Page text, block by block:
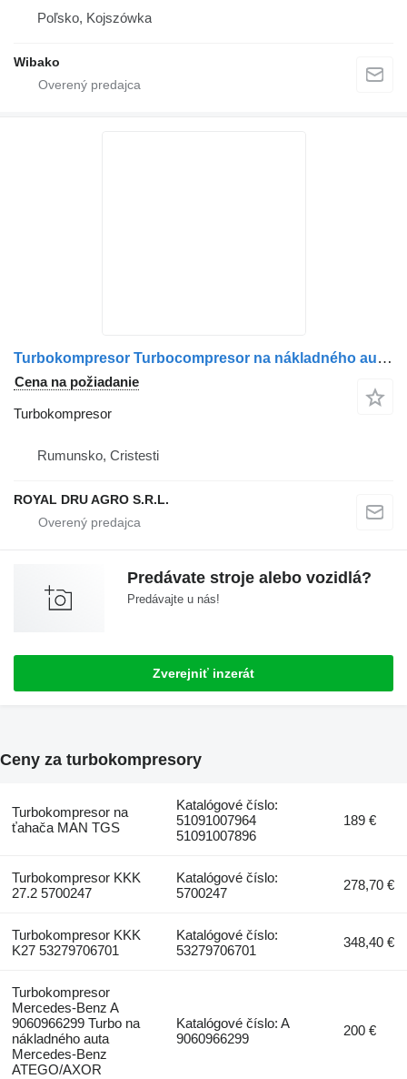
Poľsko, Kojszówka
Wibako
Turbokompresor Turbocompresor na nákladného auta MAN 51091007856 / Turbină MAN 51091017049 / Turbină MAN 51091019049
Cena na požiadanie
Turbokompresor
Rumunsko, Cristesti
ROYAL DRU AGRO S.R.L.
Predávate stroje alebo vozidlá?
Predávajte u nás!
Zverejniť inzerát
Ceny za turbokompresory
Turbokompresor na
ťahača MAN TGS
Katalógové číslo:
51091007964
51091007896
189 €
Turbokompresor KKK
27.2 5700247
Katalógové číslo:
5700247
278,70 €
Turbokompresor KKK
K27 53279706701
Katalógové číslo:
53279706701
348,40 €
Turbokompresor
Mercedes-Benz A
9060966299 Turbo na
nákladného auta
Mercedes-Benz
ATEGO/AXOR
Katalógové číslo: A
9060966299
200 €